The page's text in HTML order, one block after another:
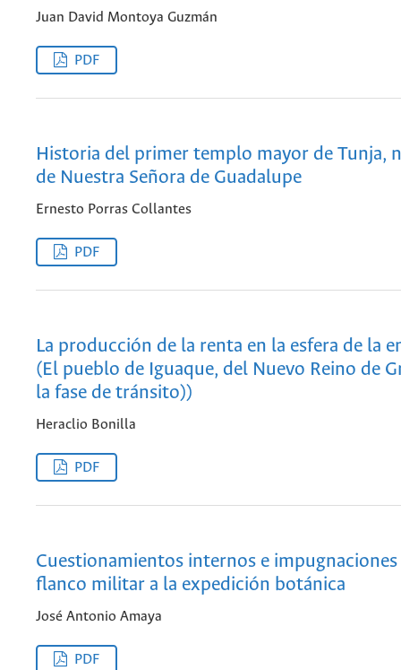
Juan David Montoya Guzmán
PDF
Historia del primer templo mayor de Tunja,
de Nuestra Señora de Guadalupe
Ernesto Porras Collantes
PDF
La producción de la renta en la esfera de la
(El pueblo de Iguaque, del Nuevo Reino de
la fase de tránsito))
Heraclio Bonilla
PDF
Cuestionamientos internos e impugnaciones
flanco militar a la expedición botánica
José Antonio Amaya
PDF